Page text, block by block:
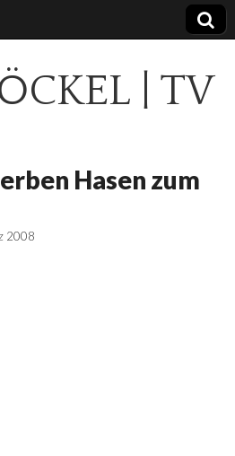
| TV
Hasen zum
2008